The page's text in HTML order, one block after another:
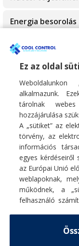
Hamilton Digital
10.6kW
10.8kW
10kW
11.1kW
11.7kW
12.3kW
12kW
13.4kW
13.5kW
15.5kW
16.1kW
10.6kW
10kW
12.1kW
12.3kW
13.4kW
14.1kW
15.2kW
15kW
2.0kW
Energia besorolás
Wi-fi
Igen
Opcionális
Fő profilunk hűtő/fűtő
értékesítése, szakszerű
E-mail:
Telefon: +36 (30) 978-
Telefon: +36 (30) 542-
Ez az oldal
Weboldalunkon
alkalmazunk.
tárolnak
hozzájárulása
A „sütiket” az
törvény, az
információs
egyes kérdéseiről
az Európai Unió
weblapoknak,
működnek, a
felhasználó